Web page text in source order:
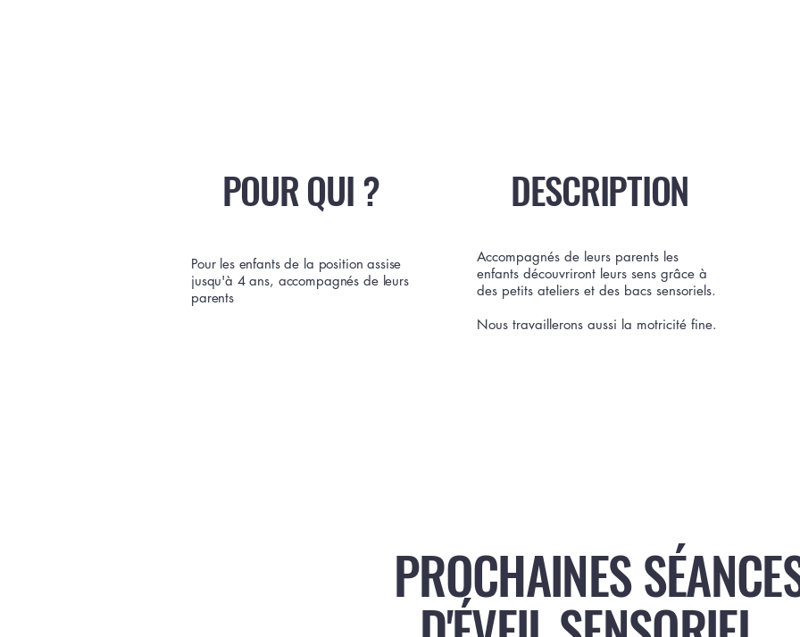
POUR QUI ?
Pour les enfants de la position assise
jusqu'à 4 ans, accompagnés de leurs
parents
DESCRIPTION
Accompagnés de leurs parents les
enfants découvriront leurs sens grâce à
des petits ateliers et des bacs sensoriels.
Nous travaillerons aussi la motricité fine.
PROCHAINES